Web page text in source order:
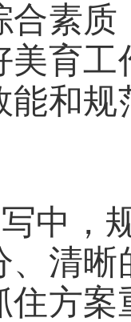
合素
美育
能和
中，
、清
住方